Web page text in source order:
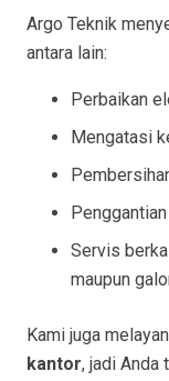
Argo Teknik
antara lain:
Perbaikan
Mengatasi
Servis
maupun
Kami juga
kantor, jadi Anda